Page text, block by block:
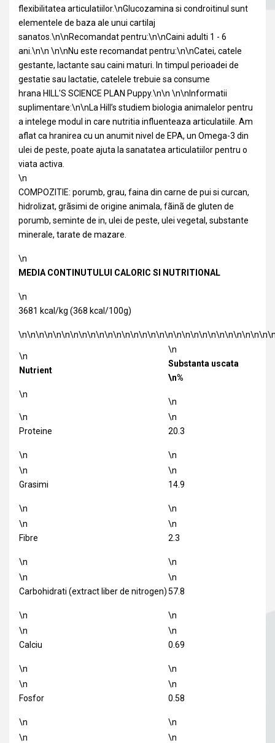
flexibilitatea articulatiilor.\nGlucozamina si condroitinul sunt
elementele de baza ale unui cartilaj
sanatos.\n\nRecomandat pentru:\n\nCaini adulti 1 - 6
ani.\n\n \n\nNu este recomandat pentru:\n\nCatei, catele
gestante, lactante sau caini maturi. In timpul perioadei de
gestatie sau lactatie, catelele trebuie sa consume
hrana HILL'S SCIENCE PLAN Puppy.\n\n \n\nInformatii
suplimentare:\n\nLa Hill’s studiem biologia animalelor pentru
a intelege modul in care nutritia influenteaza articulatiile. Am
aflat ca hranirea cu un anumit nivel de EPA, un Omega-3 din
ulei de peste, poate ajuta la sanatatea articulatiilor pentru o
viata activa.
\n
COMPOZITIE: porumb, grau, faina din carne de pui si curcan,
hidrolizat, grãsimi de origine animala, fãinã de gluten de
porumb, seminte de in, ulei de peste, ulei vegetal, substante
minerale, tarate de mazare.
\n
MEDIA CONTINUTULUI CALORIC SI NUTRITIONAL
\n
3681 kcal/kg (368 kcal/100g)
\n
Nutrient
\n
\n
Substanta uscata
\n%
\n
\n
Proteine
\n
\n
20.3
\n
\n
Grasimi
\n
\n
14.9
\n
\n
Fibre
\n
\n
2.3
\n
\n
Carbohidrati (extract liber de nitrogen)
\n
\n
57.8
\n
\n
Calciu
\n
\n
0.69
\n
\n
Fosfor
\n
\n
0.58
\n
\n
\n